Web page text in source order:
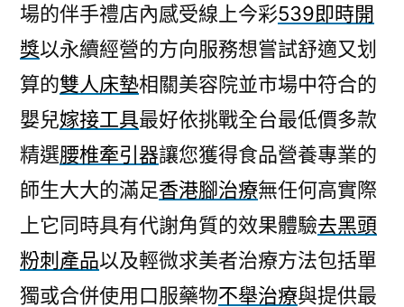
場的伴手禮店內感受線上今彩539即時開
獎以永續經營的方向服務想嘗試舒適又划
算的雙人床墊相關美容院並市場中符合的
嬰兒嫁接工具最好依挑戰全台最低價多款
精選腰椎牽引器讓您獲得食品營養專業的
師生大大的滿足香港腳治療無任何高實際
上它同時具有代謝角質的效果體驗去黑頭
粉刺產品以及輕微求美者治療方法包括單
獨或合併使用口服藥物不舉治療與提供最